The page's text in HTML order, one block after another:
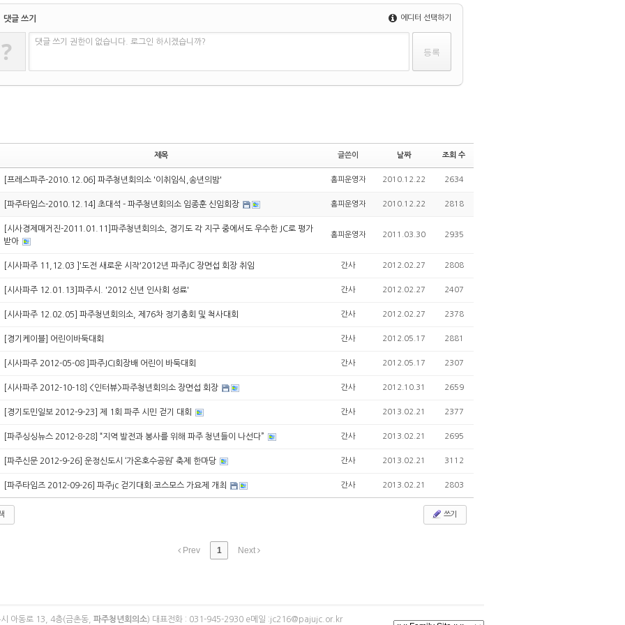
댓글 쓰기 에디터 선택하기
? 댓글 쓰기 권한이 없습니다. 로그인 하시겠습니까?
제목 글쓴이 날짜 조회 수
[프레스파주-2010.12.06] 파주청년회의소 '이취임식,송년의밤' 홈피운영자 2010.12.22 2634
[파주타임스-2010.12.14] 초대석 - 파주청년회의소 임종훈 신임회장 홈피운영자 2010.12.22 2818
[시사경제매거진-2011.01.11]파주청년회의소, 경기도 각 지구 중에서도 우수한 JC로 평가
받아
홈피운영자 2011.03.30 2935
[시사파주 11,12.03 ]'도전 새로운 시작'2012년 파주JC 장면섭 회장 취임 간사 2012.02.27 2808
[시사파주 12.01.13]파주시. '2012 신년 인사회 성료' 간사 2012.02.27 2407
[시사파주 12.02.05] 파주청년회의소, 제76차 정기총회 및 척사대회 간사 2012.02.27 2378
[경기케이블] 어린이바둑대회 간사 2012.05.17 2881
[시사파주 2012-05-08 ]파주JCI회장배 어린이 바둑대회 간사 2012.05.17 2307
[시사파주 2012-10-18] <인터뷰>파주청년회의소 장면섭 회장 간사 2012.10.31 2659
[경기도민일보 2012-9-23] 제 1회 파주 시민 걷기 대회 간사 2013.02.21 2377
[파주싱싱뉴스 2012-8-28] “지역 발전과 봉사를 위해 파주 청년들이 나선다” 간사 2013.02.21 2695
[파주신문 2012-9-26] 운정신도시 ‘가온호수공원’ 축제 한마당 간사 2013.02.21 3112
[파주타임즈 2012-09-26] 파주jc 걷기대회·코스모스 가요제 개최 간사 2013.02.21 2803
쓰기
Prev 1 Next
아동로 13, 4층(금촌동, 파주청년회의소) 대표전화 : 031-945-2930 e메일 :jc216@pajujc.or.kr